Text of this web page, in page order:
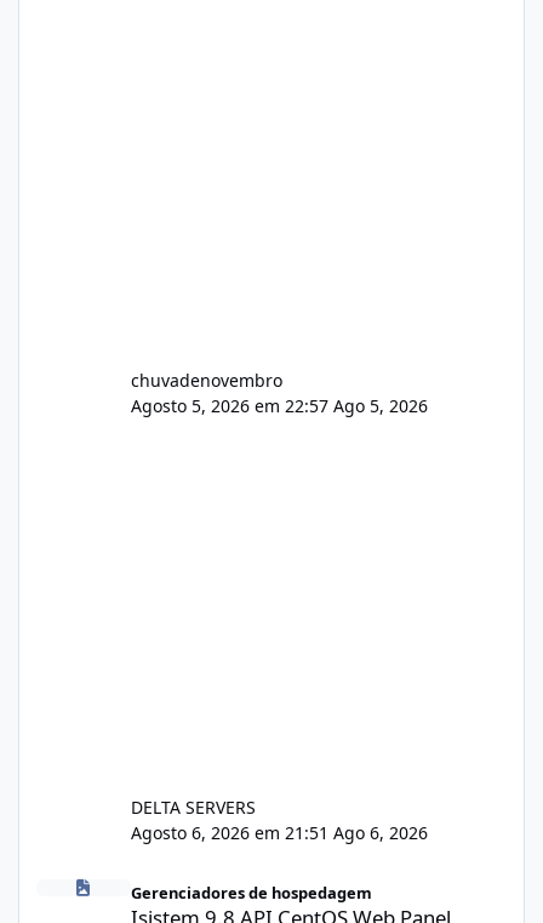
chuvadenovembro
Agosto 5, 2026 em 22:57 Ago 5, 2026
DELTA SERVERS
Agosto 6, 2026 em 21:51 Ago 6, 2026
Isistem 9.8 API CentOS Web Panel
Gerenciadores de hospedagem